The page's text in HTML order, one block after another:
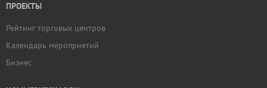
ПРОЕКТЫ
Рейтинг торговых центров
Календарь мероприятий
Бизнес